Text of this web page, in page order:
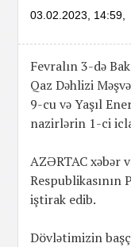
03.02.2023, 14:59,
Fevralın 3-də
Qaz Dəhlizi
9-cu və Yaşıl
nazirlərin 1-ci
AZƏRTAC xəbər
Respublikasının
iştirak edib.
Dövlətimizin